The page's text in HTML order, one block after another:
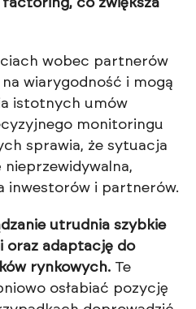
co zwiększa
wobec partnerów
wiarygodność i mogą
istotnych umów
monitoringu
sprawia, że sytuacja
inwestorów i partnerów.
utrudnia szybkie
oraz adaptację do
rynkowych. Te
osłabiać pozycję